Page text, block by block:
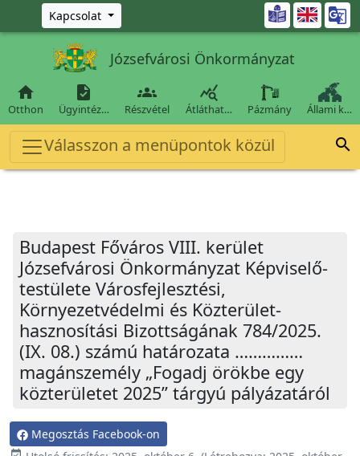
Ugrás a fő tartalomra
Kapcsolat 
Józsefvárosi Önkormányzat

Otthon

Ügyintéz…

Részvétel

Átláthat… Pázmány Állami k…
Válasszon a menüpontok közül 
Budapest Főváros VIII. kerület
Józsefvárosi Önkormányzat Képviselő-
testülete Városfejlesztési,
Környezetvédelmi és Közterület-
hasznosítási Bizottságának 784/2025.
(IX. 08.) számú határozata ……………
magánszemély „Fogadj örökbe egy
közterületet 2025” tárgyú pályázatáról
Megosztás Facebook-on